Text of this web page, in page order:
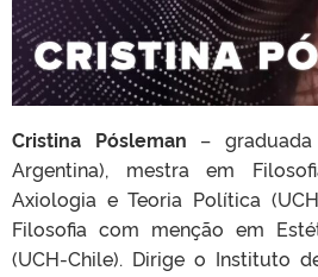
Cristina Pósleman –
Argentina), mestra em
Axiologia e Teoria Política
Filosofia com menção em
(UCH-Chile). Dirige o Instituto